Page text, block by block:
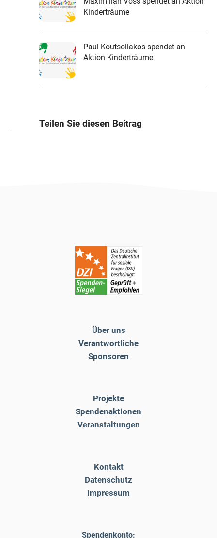
Kinderträume
Paul Koutsoliakos spendet an
Aktion Kinderträume
Teilen Sie diesen Beitrag
Über uns
Verantwortliche
Sponsoren
Projekte
Spendenaktionen
Veranstaltungen
Kontakt
Datenschutz
Impressum
Spendenkonto: